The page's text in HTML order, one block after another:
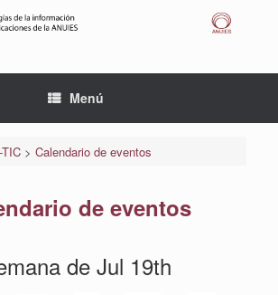
Menú
> Calendario de eventos
de eventos
de Jul 19th